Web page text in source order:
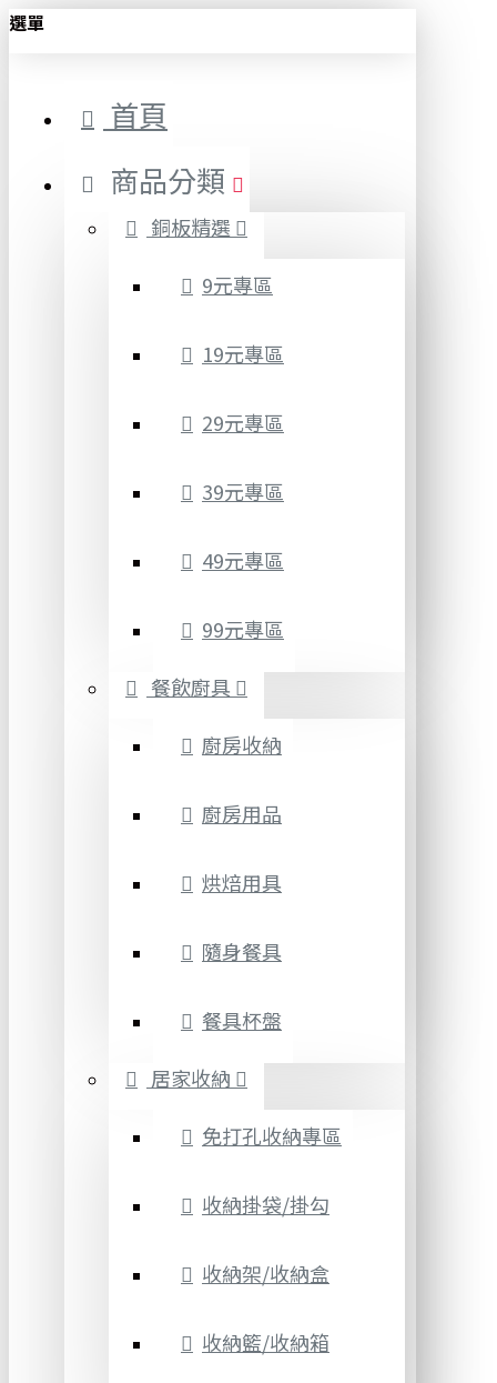
選單
首頁
商品分類
銅板精選
9元專區
19元專區
29元專區
39元專區
49元專區
99元專區
餐飲廚具
廚房收納
廚房用品
烘焙用具
隨身餐具
餐具杯盤
居家收納
免打孔收納專區
收納掛袋/掛勾
收納架/收納盒
收納籃/收納箱